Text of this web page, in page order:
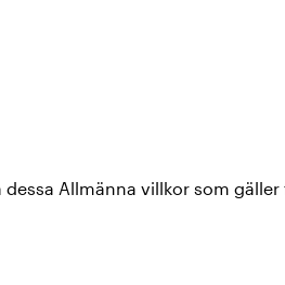
Allmänna villkor som